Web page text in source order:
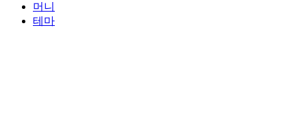
머니
테마